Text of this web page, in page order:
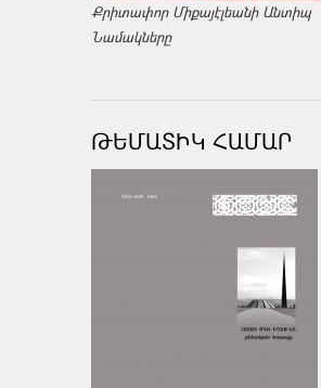
Քրիտափոր Միքայէլեանի Անտիպ
Նամակները
ԹԵՄԱՏԻԿ ՀԱՄԱՐ